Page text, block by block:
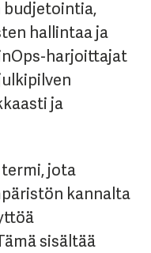
hallintaa ja
harjoittajat
ja
jota
kannalta
sisältää